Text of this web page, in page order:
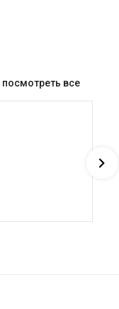
посмотреть все